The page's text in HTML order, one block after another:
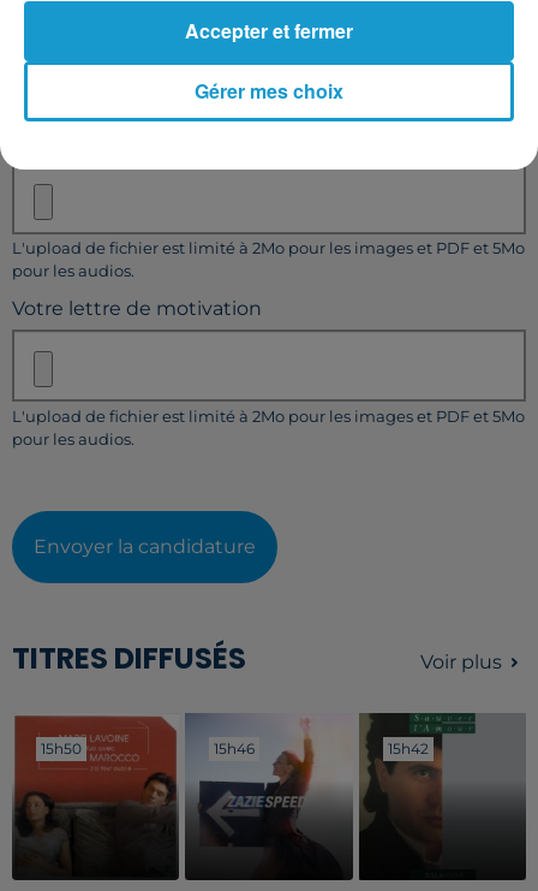
Taille maximum : 500 caractères
L'upload de fichier est limité à 2Mo pour les images et PDF et 5Mo
pour les audios.
Votre lettre de motivation
L'upload de fichier est limité à 2Mo pour les images et PDF et 5Mo
pour les audios.
Envoyer la candidature
TITRES DIFFUSÉS Voir plus
15h50
15h50 15h46
15h46 15h42
15h42
Gérer mes choix
Accepter et fermer